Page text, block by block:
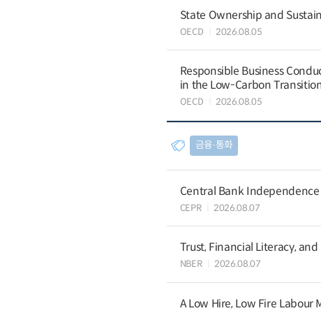
State Ownership and
OECD 2026.08.05
Responsible Business
in the Low-Carbon
OECD 2026.08.05
금융∙통화
Central Bank
CEPR 2026.08.07
Trust, Financial Literacy,
NBER 2026.08.07
A Low Hire, Low Fire Labour